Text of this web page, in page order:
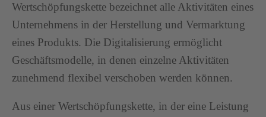
Wertschöpfungskette bezeichnet alle Aktivitäten eines
Unternehmens in der Herstellung und Vermarktung
eines Produkts. Die Digitalisierung ermöglicht
Geschäftsmodelle, in denen einzelne Aktivitäten
zunehmend flexibel verschoben werden können.
Aus einer Wertschöpfungskette, in der eine Leistung